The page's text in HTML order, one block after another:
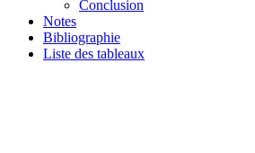
Conclusion
Notes
Bibliographie
Liste des tableaux